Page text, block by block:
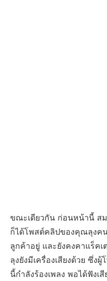
ขณะเดียวกัน ก่อนหน้านี้ ส
ก็ได้โพสต์คลิปของคุณลุงค
ลูกค้าอยู่ และยังคงคาแร็ค
ลุงยังมีเครื่องเสียงด้วย ซึ่
นี้กำลังร้องเพลง พอได้ฟังเ